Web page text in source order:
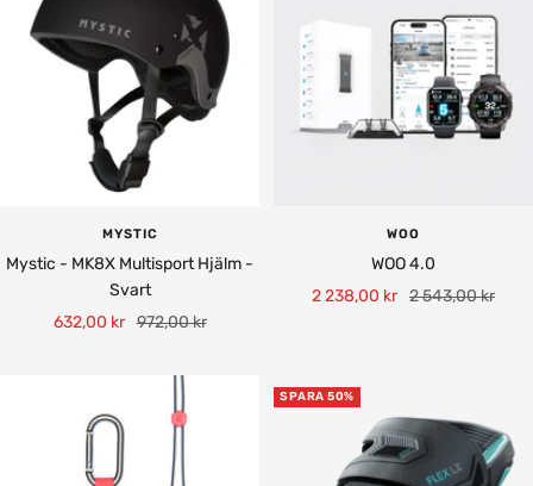
MYSTIC
Mystic - MK8X Multisport Hjälm -
Svart
Rea-
632,00 kr Pris
972,00 kr
WOO
WOO 4.0
Rea-
2 238,00 kr Pris
2 543,00 kr
SPARA 50%